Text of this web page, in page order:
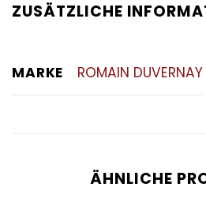
ZUSÄTZLICHE
MARKE ROMAIN DUVERNAY
ÄHNLICHE